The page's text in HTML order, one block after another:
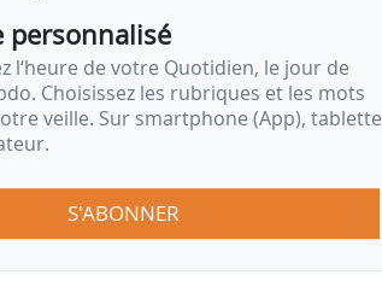
personnalisé
l‘heure de votre Quotidien, le jour de
Choisissez les rubriques et les mots
veille. Sur smartphone (App), tablette
S'ABONNER